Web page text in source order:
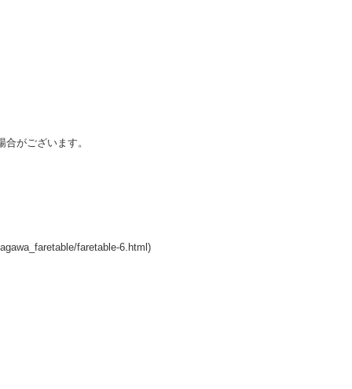
がございます。
faretable-6.html)